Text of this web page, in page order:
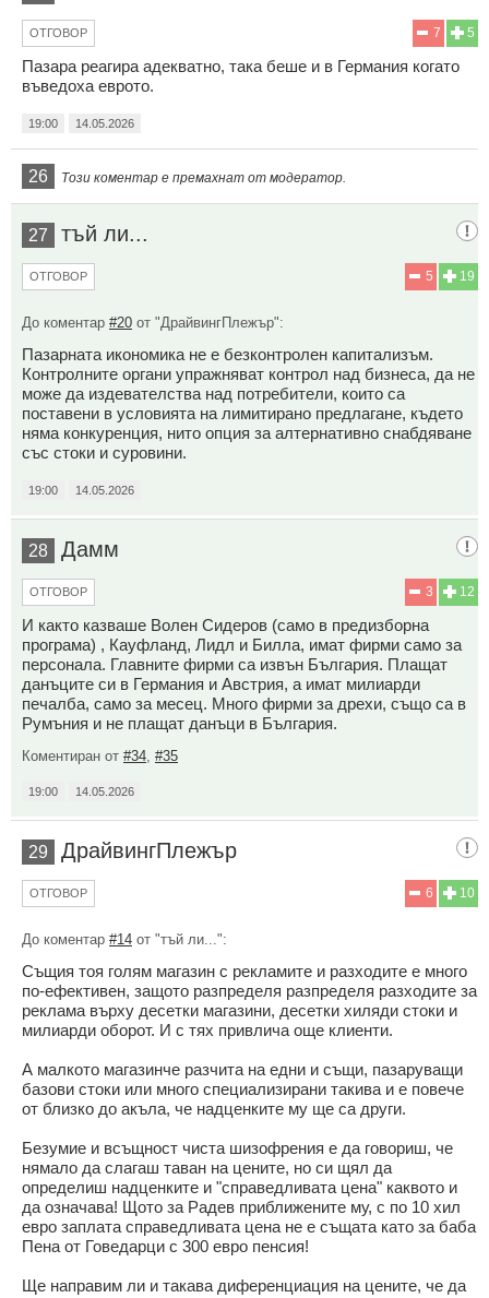
5
7
ОТГОВОР
Пазара реагира адекватно, така беше и в Германия когато
въведоха еврото.
19:00 14.05.2026
26 Този коментар е премахнат от модератор.
27 тъй ли...
19
5
ОТГОВОР
До коментар #20 от "ДрайвингПлежър":
Пазарната икономика не е безконтролен капитализъм.
Контролните органи упражняват контрол над бизнеса, да не
може да издевателства над потребители, които са
поставени в условията на лимитирано предлагане, където
няма конкуренция, нито опция за алтернативно снабдяване
със стоки и суровини.
19:00 14.05.2026
28 Дамм
12
3
ОТГОВОР
И както казваше Волен Сидеров (само в предизборна
програма) , Кауфланд, Лидл и Билла, имат фирми само за
персонала. Главните фирми са извън България. Плащат
данъците си в Германия и Австрия, а имат милиарди
печалба, само за месец. Много фирми за дрехи, също са в
Румъния и не плащат данъци в България.
Коментиран от #34 #35
19:00 14.05.2026
29 ДрайвингПлежър
10
6
ОТГОВОР
До коментар #14 от "тъй ли...":
Същия тоя голям магазин с рекламите и разходите е много
по-ефективен, защото разпределя разпределя разходите за
реклама върху десетки магазини, десетки хиляди стоки и
милиарди оборот. И с тях привлича още клиенти.
А малкото магазинче разчита на едни и същи, пазаруващи
базови стоки или много специализирани такива и е повече
от близко до акъла, че надценките му ще са други.
Безумие и всъщност чиста шизофрения е да говориш, че
нямало да слагаш таван на цените, но си щял да
определиш надценките и "справедливата цена" каквото и
да означава! Щото за Радев приближените му, с по 10 хил
евро заплата справедливата цена не е същата като за баба
Пена от Говедарци с 300 евро пенсия!
Ще направим ли и такава диференциация на цените, че да